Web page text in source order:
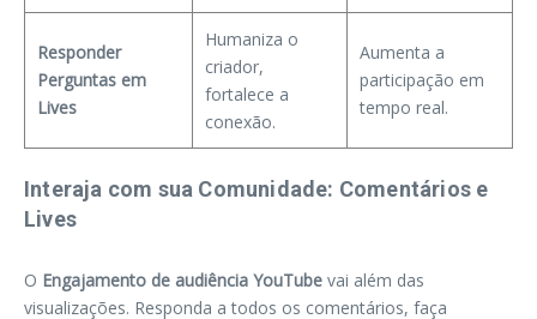
Responder
Perguntas em
Lives
Humaniza o
criador,
fortalece a
conexão.
Aumenta a
participação em
tempo real.
Interaja com sua Comunidade: Comentários e
Lives
O Engajamento de audiência YouTube vai além das
visualizações. Responda a todos os comentários, faça